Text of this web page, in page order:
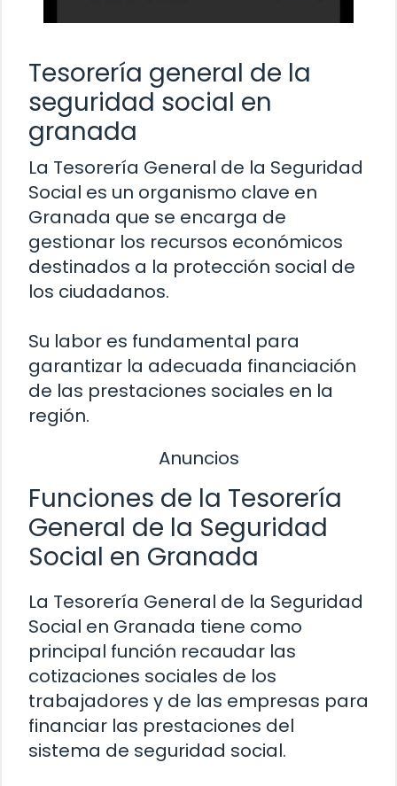
Tesorería general de la
seguridad social en
granada
La Tesorería General de la Seguridad
Social es un organismo clave en
Granada que se encarga de
gestionar los recursos económicos
destinados a la protección social de
los ciudadanos.
Su labor es fundamental para
garantizar la adecuada financiación
de las prestaciones sociales en la
región.
Anuncios
Funciones de la Tesorería
General de la Seguridad
Social en Granada
La Tesorería General de la Seguridad
Social en Granada tiene como
principal función recaudar las
cotizaciones sociales de los
trabajadores y de las empresas para
financiar las prestaciones del
sistema de seguridad social.